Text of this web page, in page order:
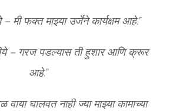
मी फक्त माझ्या उर्जेने कार्यक्षम आहे.”
– गरज पडल्यास ती हुशार आणि क्रूर
आहे.”
वाया घालवत नाही ज्या माझ्या कामाच्या